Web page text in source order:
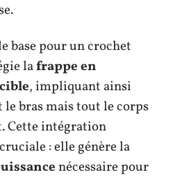
base pour un crochet
lafrappe en
, impliquant ainsi
le bras mais tout le corps
Cette intégration
: elle génère la
nécessaire pour